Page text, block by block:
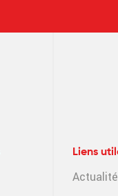
Liens